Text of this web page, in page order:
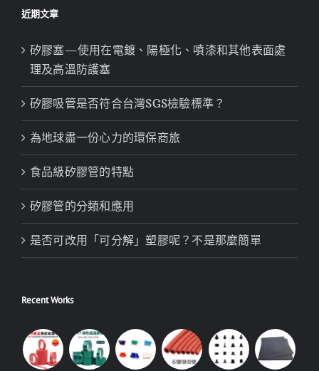
近期文章
矽膠塞—使用在電鍍、陽極化、噴漆和其他表面處
理及高溫防護塞
矽膠吸管是否符合台灣SGS檢驗標準？
為地球盡一份心力的環保商旅
食品級矽膠管的特點
矽膠管的分類和應用
是否可改用「可分解」塑膠呢？不是那麼簡單
Recent Works